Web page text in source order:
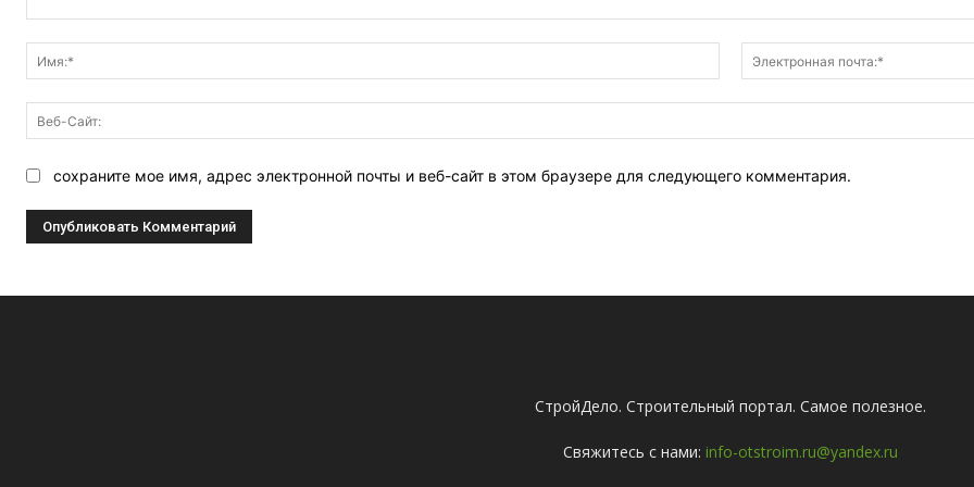
Имя:*
сохраните мое имя, адрес электронной почты и веб-сайт в этом браузере для следующего комментария.
СтройДело. Строительный портал. Самое полезное.
Свяжитесь с нами: info-otstroim.ru@yandex.ru